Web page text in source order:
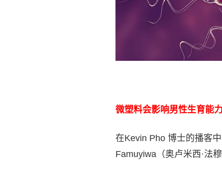
微塑料会影响男性生育能力
在Kevin Pho 博士的播客
Famuyiwa（奥卢米西·法